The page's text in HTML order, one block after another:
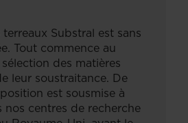
Substral est sans
Tout commence au
des matières
leur soustraitance. De
est sousmise à
nos centres de recherche